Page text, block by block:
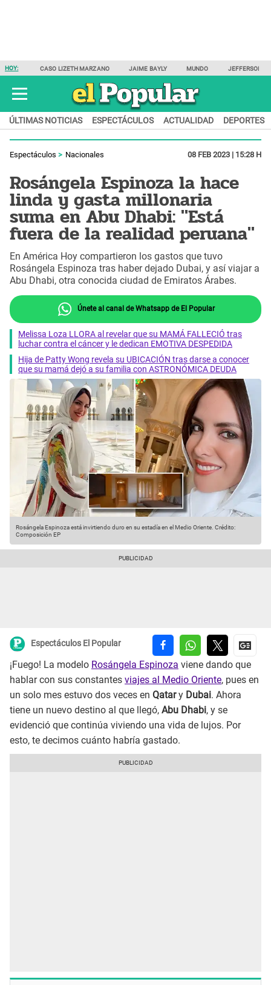
HOY: CASO LIZETH MARZANO JAIME BAYLY MUNDO JEFFERSON
ÚLTIMAS NOTICIAS ESPECTÁCULOS ACTUALIDAD DEPORTES
Espectáculos Nacionales 08 FEB 2023 | 15:28 H
Rosángela Espinoza la hace
linda y gasta millonaria
suma en Abu Dhabi: "Está
fuera de la realidad peruana"
En América Hoy compartieron los gastos que tuvo
Rosángela Espinoza tras haber dejado Dubai, y así viajar a
Abu Dhabi, otra conocida ciudad de Emiratos Árabes.
Únete al canal de Whatsapp de El Popular
Melissa Loza LLORA al revelar que su MAMÁ FALLECIÓ tras
luchar contra el cáncer y le dedican EMOTIVA DESPEDIDA
Hija de Patty Wong revela su UBICACIÓN tras darse a conocer
que su mamá dejó a su familia con ASTRONÓMICA DEUDA
Rosángela Espinoza está invirtiendo duro en su estadía en el Medio Oriente. Crédito:
Composición EP
Espectáculos El Popular
¡Fuego! La modelo Rosángela Espinoza viene dando que
hablar con sus constantes viajes al Medio Oriente, pues en
un solo mes estuvo dos veces en Qatary Dubai. Ahora
tiene un nuevo destino al que llegó, Abu Dhabi, y se
evidenció que continúa viviendo una vida de lujos. Por
esto, te decimos cuánto habría gastado.